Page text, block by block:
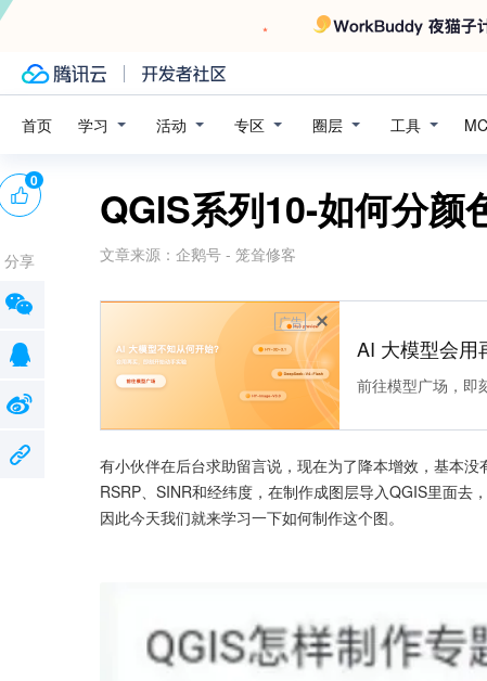
首页 学习 活动 专区 圈层 工具
QGIS系列10-如何分颜
文章来源： 企鹅号 - 笼耸修客
广告
AI 大模型会用
前往模型广场，即
有小伙伴在后台求助留言说，现在为了降本增效，基本没
RSRP、SINR和经纬度，在制作成图层导入QGIS里面去
因此今天我们就来学习一下如何制作这个图。
0
分享